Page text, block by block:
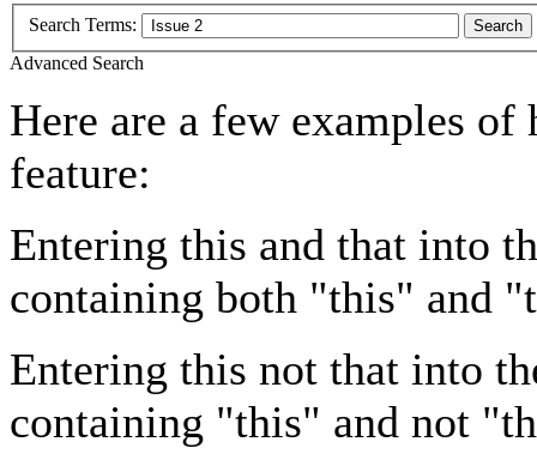
Search Terms: Search
Advanced Search
Here are a few examples of
feature:
Entering this and that into
containing both "this" and
Entering this not that into
containing "this" and not